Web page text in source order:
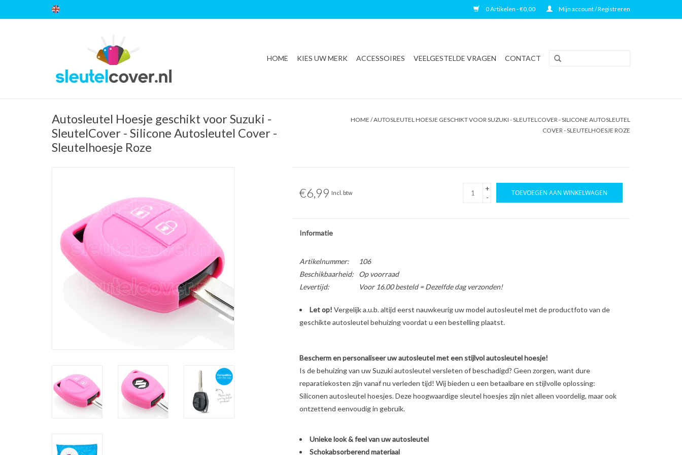
0 Artikelen - €0,00 Mijn account / Registreren
HOME KIES UW MERK ACCESSOIRES VEELGESTELDE VRAGEN CONTACT
Autosleutel Hoesje geschikt voor Suzuki -
SleutelCover - Silicone Autosleutel Cover -
Sleutelhoesje Roze
HOME /AUTOSLEUTEL HOESJE GESCHIKT VOOR SUZUKI - SLEUTELCOVER - SILICONE AUTOSLEUTEL
COVER - SLEUTELHOESJE ROZE
€6,99 Incl. btw
+
-
TOEVOEGEN AAN WINKELWAGEN
Informatie
Artikelnummer:
106
Beschikbaarheid:
Op voorraad
Levertijd:
Voor 16.00 besteld = Dezelfde dag verzonden!
Let op! Vergelijk a.u.b. altijd eerst nauwkeurig uw model autosleutel met de productfoto van de
geschikte autosleutel behuizing voordat u een bestelling plaatst.
Bescherm en personaliseer uw autosleutel met een stijlvol autosleutel hoesje!
Is de behuizing van uw Suzuki autosleutel versleten of beschadigd? Geen zorgen, want dure
reparatiekosten zijn vanaf nu verleden tijd! Wij bieden u een betaalbare en stijlvolle oplossing:
Siliconen autosleutel hoesjes. Deze hoogwaardige sleutel hoesjes zijn niet alleen voordelig, maar ook
ontzettend eenvoudig in gebruik.
Unieke look & feel van uw autosleutel
Schokabsorberend materiaal